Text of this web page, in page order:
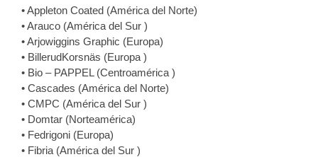
• Appleton Coated (América del Norte)
• Arauco (América del Sur )
• Arjowiggins Graphic (Europa)
• BillerudKorsnäs (Europa )
• Bio – PAPPEL (Centroamérica )
• Cascades (América del Norte)
• CMPC (América del Sur )
• Domtar (Norteamérica)
• Fedrigoni (Europa)
• Fibria (América del Sur )